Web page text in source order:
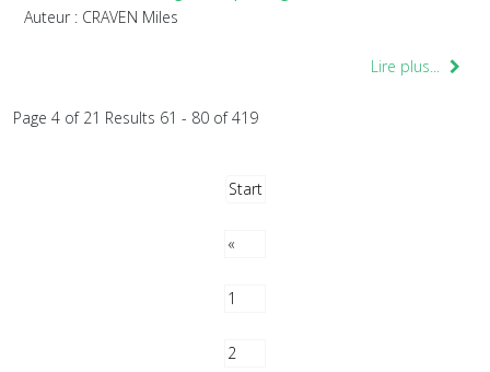
Auteur : CRAVEN Miles
Lire plus...
Page 4 of 21 Results 61 - 80 of 419
Start
«
1
2